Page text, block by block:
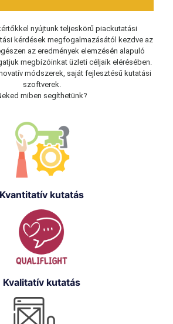
nyújtunk teljeskörű piackutatási
kérdések megfogalmazásától kezdve az
az eredmények elemzésén alapuló
megbízóinkat üzleti céljaik elérésében.
módszerek, saját fejlesztésű kutatási
szoftverek.
miben segíthetünk?
Kvantitatív kutatás
Kvalitatív kutatás